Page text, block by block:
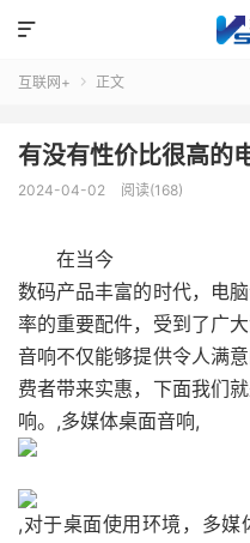

互联网+  正文
有没有性价比很高的
2024-04-02 阅读(168)
在当今
数码产品丰富的时代，电
率的重要配件，受到了广
音响不仅能够提供令人满
费者带来实惠，下面我们
响。,多媒体桌面音响,
,对于桌面使用环境，多